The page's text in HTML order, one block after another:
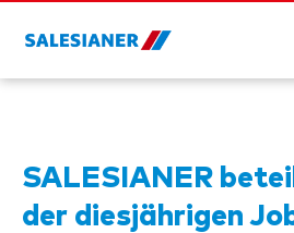
SALESIANER
der diesjährigen